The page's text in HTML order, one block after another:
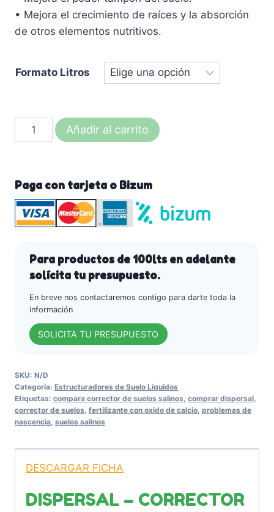
• Mejora el crecimiento de raíces y la absorción
de otros elementos nutritivos.
Formato Litros
DISPERSAL
-
suelos
Salinos
-
aguas
Arvensis
Agro
Añadir al carrito
Paga con tarjeta o Bizum
Para productos de 100lts en adelante
solícita tu presupuesto.
En breve nos contactaremos contigo para darte toda la
información
SOLICITA TU PRESUPUESTO
SKU: N/D
Categoría: Estructuradores de Suelo Líquidos
Etiquetas: compara corrector de suelos salinos comprar dispersal
corrector de suelos fertilizante con oxido de calcio problemas de
nascencia suelos salinos
DESCARGAR FICHA
DISPERSAL – CORRECTOR